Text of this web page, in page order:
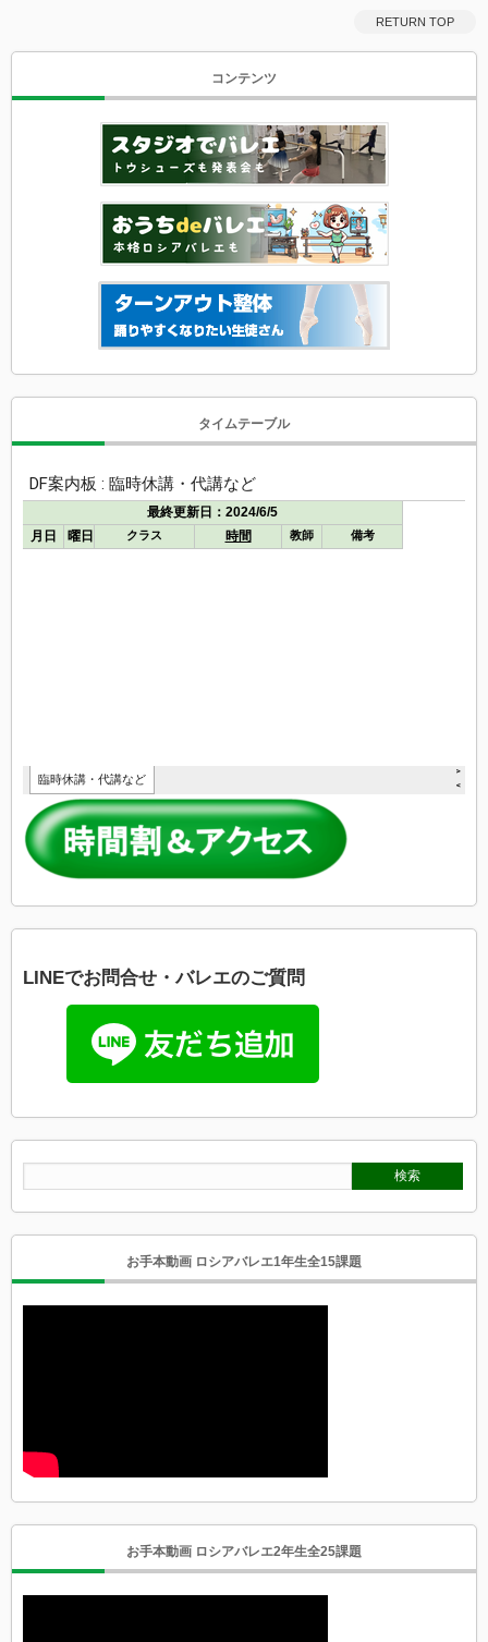
RETURN TOP
コンテンツ
タイムテーブル
LINEでお問合せ・バレエのご質問
お手本動画 ロシアバレエ1年生全15課題
お手本動画 ロシアバレエ2年生全25課題